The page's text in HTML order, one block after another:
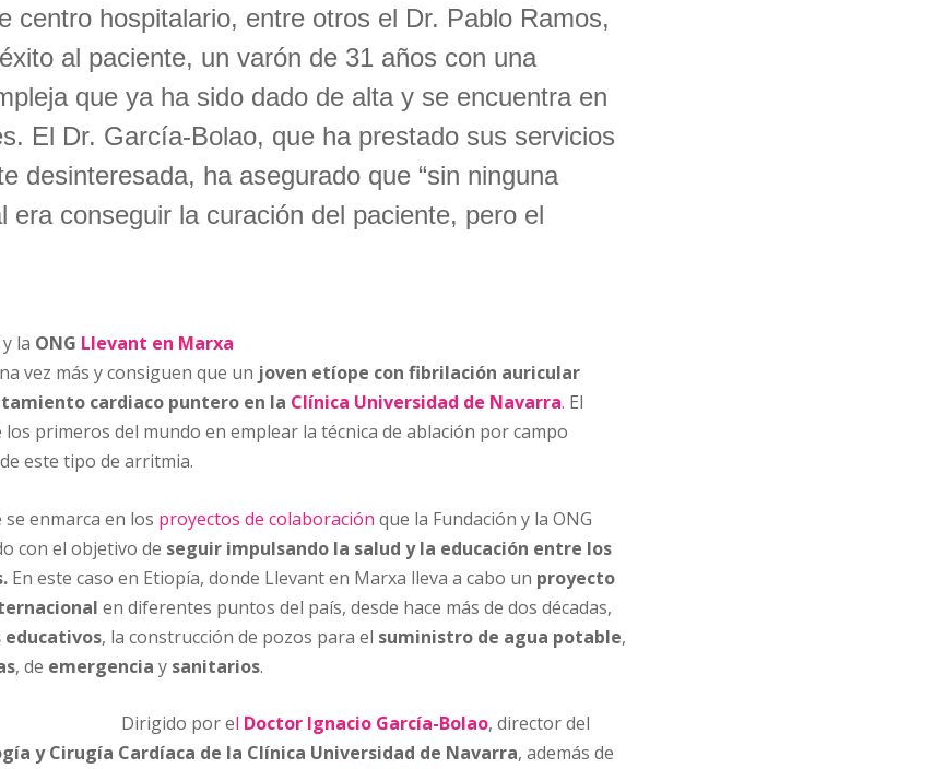
centro hospitalario, entre otros el Dr. Pablo Ramos,
al paciente, un varón de 31 años con una
que ya ha sido dado de alta y se encuentra en
El Dr. García-Bolao, que ha prestado sus servicios
desinteresada, ha asegurado que “sin ninguna
era conseguir la curación del paciente, pero el
y la ONG Llevant en Marxa
vez más y consiguen que un joven etíope con fibrilación auricular
cardiaco puntero en la Clínica Universidad de Navarra. El
primeros del mundo en emplear la técnica de ablación por campo
este tipo de arritmia.
se enmarca en los proyectos de colaboración que la Fundación y la ONG
con el objetivo de seguir impulsando la salud y la educación entre los
En este caso en Etiopía, donde Llevant en Marxa lleva a cabo un proyecto
en diferentes puntos del país, desde hace más de dos décadas,
educativos, la construcción de pozos para el suministro de agua potable,
, de emergencia y sanitarios.
Dirigido por el Doctor Ignacio García-Bolao, director del
y Cirugía Cardíaca de la Clínica Universidad de Navarra, además de